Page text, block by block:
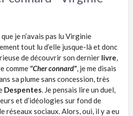
je n’avais pas lu Virginie
tout lu d’elle jusque-là et donc
de découvrir son dernier livre
comme "Cher connard" , je me disais
sa plume sans concession, très
Despentes . Je pensais lire un duel,
et d’idéologies sur fond de
réseaux sociaux. Alors, oui, il y a eu